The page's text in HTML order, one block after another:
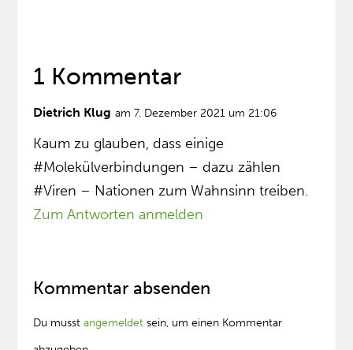
1 Kommentar
Dietrich Klug am 7. Dezember 2021 um 21:06
Kaum zu glauben, dass einige
#Molekülverbindungen – dazu zählen
#Viren – Nationen zum Wahnsinn treiben.
Zum Antworten anmelden
Kommentar absenden
Du musstangemeldet sein, um einen Kommentar